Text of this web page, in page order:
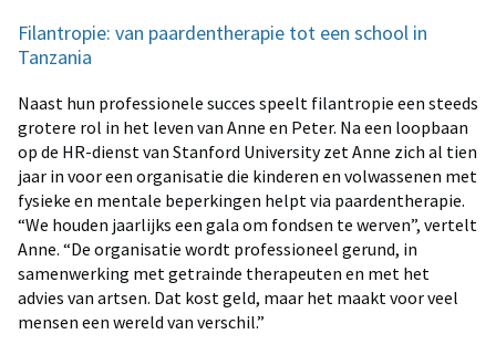
Filantropie: van paardentherapie tot een school in
Tanzania
Naast hun professionele succes speelt filantropie een steeds
grotere rol in het leven van Anne en Peter. Na een loopbaan
op de HR-dienst van Stanford University zet Anne zich al tien
jaar in voor een organisatie die kinderen en volwassenen met
fysieke en mentale beperkingen helpt via paardentherapie.
“We houden jaarlijks een gala om fondsen te werven”, vertelt
Anne. “De organisatie wordt professioneel gerund, in
samenwerking met getrainde therapeuten en met het
advies van artsen. Dat kost geld, maar het maakt voor veel
mensen een wereld van verschil.”